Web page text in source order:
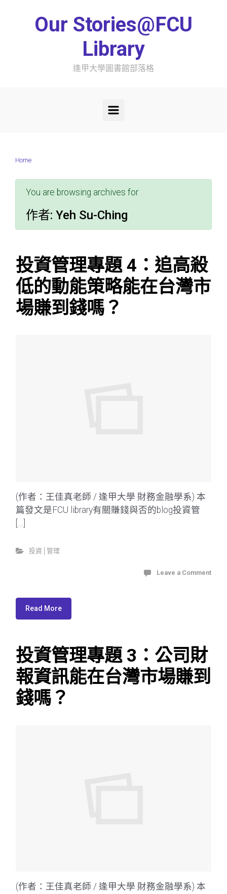
Our Stories@FCU
Library
逢甲大學圖書館部落格
Home
You are browsing archives for
作者: Yeh Su-Ching
投資管理專題 4：追高殺
低的動能策略能在台灣市
場賺到錢嗎？
(作者：王佳真老師 / 逢甲大學 財務金融學系) 本
篇發文是FCU library有關賺錢與否的blog投資管
投資│管理
Leave a Comment
Read More
投資管理專題 3：公司財
報資訊能在台灣市場賺到
錢嗎？
(作者：王佳真老師 / 逢甲大學 財務金融學系) 本